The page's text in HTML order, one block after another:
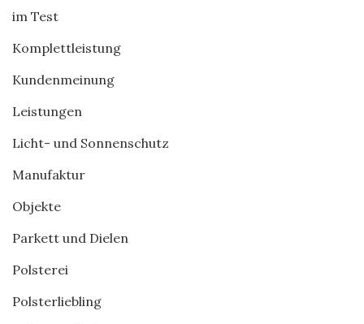
im Test
Komplettleistung
Kundenmeinung
Leistungen
Licht- und Sonnenschutz
Manufaktur
Objekte
Parkett und Dielen
Polsterei
Polsterliebling